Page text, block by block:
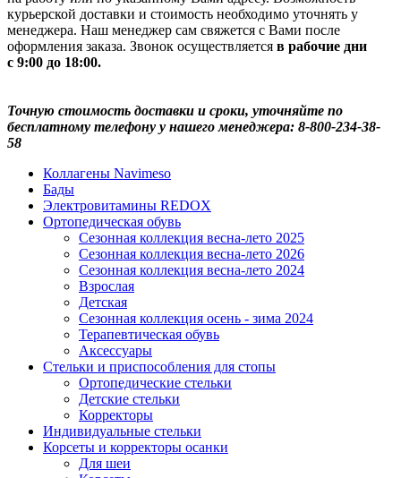
курьерской доставки и стоимость необходимо уточнять у
менеджера. Наш менеджер сам свяжется с Вами после
оформления заказа. Звонок осуществляется в рабочие дни
с 9:00 до 18:00.
Точную стоимость доставки и сроки, уточняйте по
бесплатному телефону у нашего менеджера: 8-800-234-38-
58
Коллагены Navimeso
Бады
Электровитамины REDOX
Ортопедическая обувь
Сезонная коллекция весна-лето 2025
Сезонная коллекция весна-лето 2026
Сезонная коллекция весна-лето 2024
Взрослая
Детская
Сезонная коллекция осень - зима 2024
Терапевтическая обувь
Аксессуары
Стельки и приспособления для стопы
Ортопедические стельки
Детские стельки
Корректоры
Индивидуальные стельки
Корсеты и корректоры осанки
Для шеи